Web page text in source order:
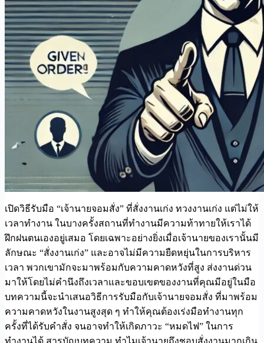
เปิดวิธีรับมือ “เจ้านายจอมสั่ง” ที่สั่งงานเก่ง ทวงงานเก่ง แต่ไม่ให้
เวลาทำงาน ในบางครั้งสถานที่ทำงานมีความท้าทายให้เราได้
ฝึกฝนตนเองอยู่เสมอ โดยเฉพาะอย่างยิ่งเมื่อเจ้านายของเรานั้นมี
ลักษณะ “สั่งงานเก่ง” และอาจไม่มีความยืดหยุ่นในการบริหาร
เวลา พวกเขามักจะมาพร้อมกับความคาดหวังที่สูง ส่งงานด่วน
มาให้โดยไม่คำนึงถึงเวลาและขอบเขตของงานที่คุณมีอยู่ในมือ
บทความนี้จะนำเสนอวิธีการรับมือกับเจ้านายจอมสั่ง ที่มาพร้อม
ความคาดหวังในงานสูงสุด ๆ ทำให้คุณต้องเร่งมือทำงานทุก
ครั้งที่ได้รับคำสั่ง จนอาจทำให้เกิดภาวะ “หมดไฟ” ในการ
ทำงานได้ สารบัญบทความ ทำไมเจ้านายถึงชอบสั่งงานมากเกิน